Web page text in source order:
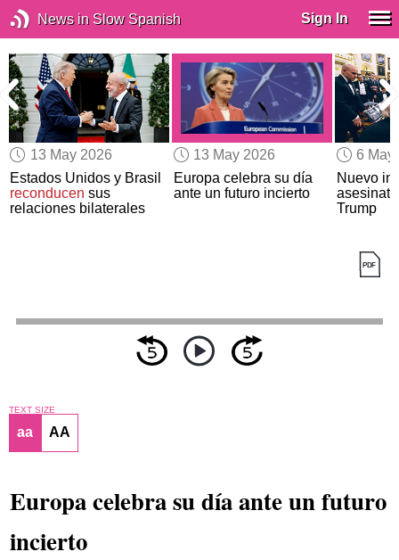
News in Slow Spanish Sign In
13 May 2026
Estados Unidos y Brasil
reconducen sus
relaciones bilaterales
13 May 2026
Europa celebra su día
ante un futuro incierto
6 May
Nuevo
Trump
TEXT SIZE
aa AA
Europa celebra su día ante un futuro
incierto